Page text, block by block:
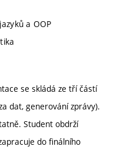
a OOP
se skládá ze tří částí
dat, generování zprávy).
Student obdrží
do finálního